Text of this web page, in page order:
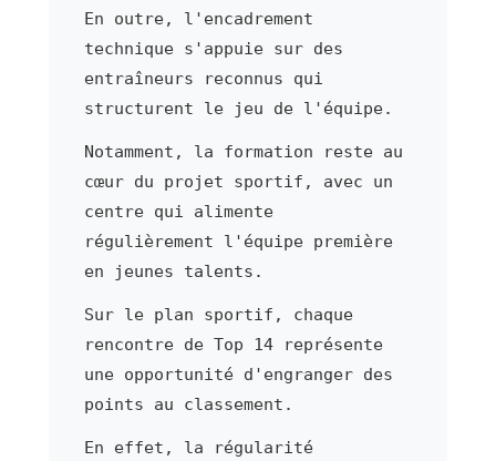
En outre, l'encadrement
technique s'appuie sur des
entraîneurs reconnus qui
structurent le jeu de l'équipe.
Notamment, la formation reste au
cœur du projet sportif, avec un
centre qui alimente
régulièrement l'équipe première
en jeunes talents.
Sur le plan sportif, chaque
rencontre de Top 14 représente
une opportunité d'engranger des
points au classement.
En effet, la régularité